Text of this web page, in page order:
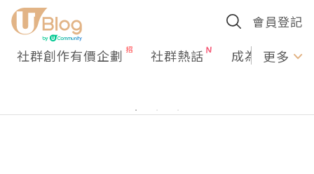
會員登記
社群創作有價企劃 社群熱話 成為U更多